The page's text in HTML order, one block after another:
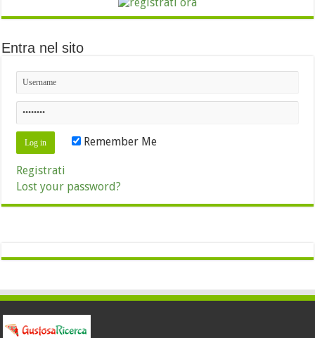
Entra nel sito
Remember Me
Registrati
Lost your password?